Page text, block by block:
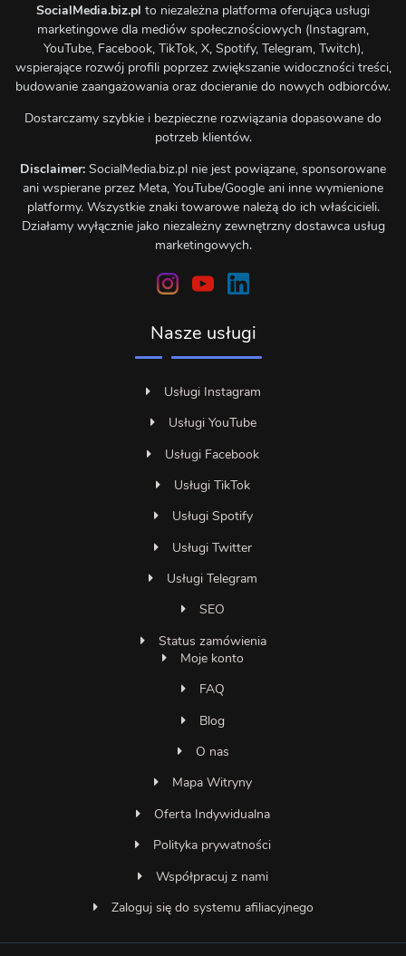
SocialMedia.biz.pl to niezależna platforma oferująca usługi
marketingowe dla mediów społecznościowych (Instagram,
YouTube, Facebook, TikTok, X, Spotify, Telegram, Twitch),
wspierające rozwój profili poprzez zwiększanie widoczności treści,
budowanie zaangażowania oraz docieranie do nowych odbiorców.
Dostarczamy szybkie i bezpieczne rozwiązania dopasowane do
potrzeb klientów.
Disclaimer: SocialMedia.biz.pl nie jest powiązane, sponsorowane
ani wspierane przez Meta, YouTube/Google ani inne wymienione
platformy. Wszystkie znaki towarowe należą do ich właścicieli.
Działamy wyłącznie jako niezależny zewnętrzny dostawca usług
marketingowych.
Nasze usługi
Usługi Instagram
Usługi YouTube
Usługi Facebook
Usługi TikTok
Usługi Spotify
Usługi Twitter
Usługi Telegram
SEO
Status zamówienia
Moje konto
FAQ
Blog
O nas
Mapa Witryny
Oferta Indywidualna
Polityka prywatności
Współpracuj z nami
Zaloguj się do systemu afiliacyjnego